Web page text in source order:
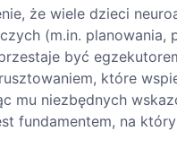
że wiele dzieci
(m.in. planowania,
być
które
mu niezbędnych
fundamentem, na